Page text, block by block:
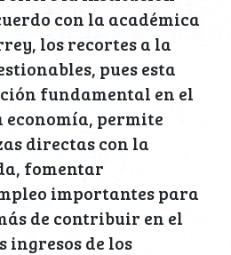
con la académica
los recortes a la
pues esta
fundamental en el
economía, permite
directas con la
fomentar
importantes para
de contribuir en el
ingresos de los